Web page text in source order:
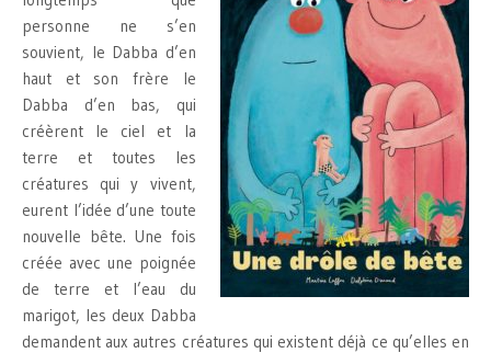
personne ne s’en
souvient, le Dabba d’en
haut et son frère le
Dabba d’en bas, qui
créèrent le ciel et la
terre et toutes les
créatures qui y vivent,
eurent l’idée d’une toute
nouvelle bête. Une fois
créée avec une poignée
de terre et l’eau du
marigot, les deux Dabba
demandent aux autres créatures qui existent déjà ce qu’elles en